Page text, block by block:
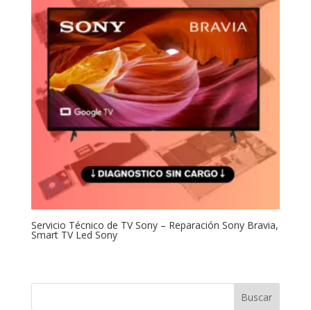
Servicio Técnico de TV Sony – Reparación Sony Bravia,
Smart TV Led Sony
Buscar